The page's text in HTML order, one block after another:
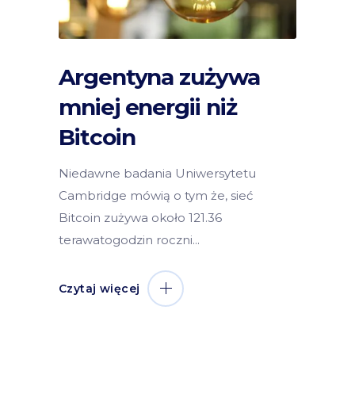
Argentyna zużywa
mniej energii niż
Bitcoin
Niedawne badania Uniwersytetu
Cambridge mówią o tym że, sieć
Bitcoin zużywa około 121.36
terawatogodzin roczni
Czytaj więcej